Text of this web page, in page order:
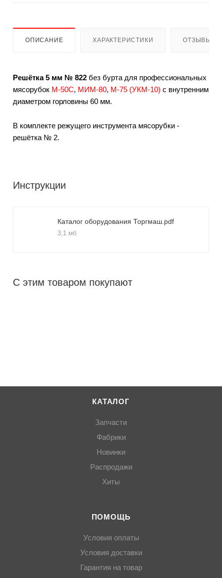
ОПИСАНИЕ ХАРАКТЕРИСТИКИ ОТЗЫВЫ
Решётка 5 мм № 822 без бурта для профессиональных
мясорубок М-50С, МИМ-80, М-75 (УКМ-10) с внутренним
диаметром горловины 60 мм.
В комплекте режущего инструмента мясорубки -
решётка № 2.
Инструкции
Каталог оборудования Торгмаш.pdf
3,1 мб
С этим товаром покупают
КАТАЛОГ
Запчасти
Фабрики
Новинки
Распродажи
Хиты
ПОМОЩЬ
Условия оплаты
Условия доставки
Гарантия на товар